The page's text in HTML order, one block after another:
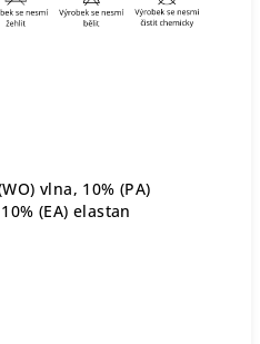
vlna, 10% (PA)
(EA) elastan